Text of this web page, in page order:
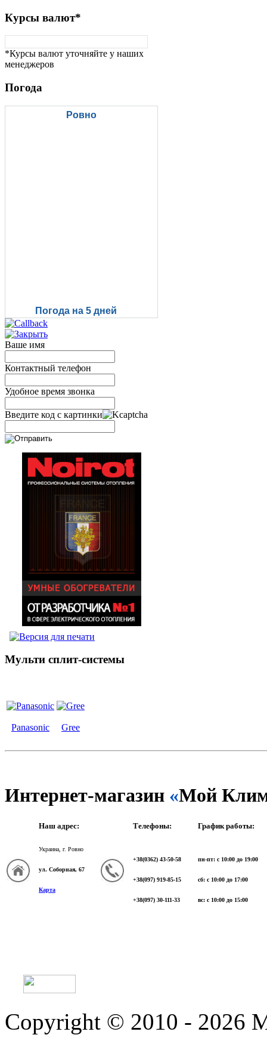
Курсы валют*
*Курсы валют уточняйте у наших
менеджеров
Погода
Ровно
Погода на 5 дней
Ваше имя
Контактный телефон
Удобное время звонка
Введите код с картинки
Мульти сплит-системы
Panasonic Gree
Интернет-магазин «Мой
Наш адрес: Телефоны: График работы:
Украина, г. Ровно
ул. Соборная, 67
Карта
+38(0362) 43-50-58
+38(097) 919-85-15
+38(097) 30-111-33
пн-пт: с 10:00 до 19:00
сб: с 10:00 до 17:00
вс: с 10:00 до 15:00
Copyright © 2010 - 2026